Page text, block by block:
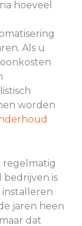
hoeveel
Als u
worden
regelmatig
is
jaren heen
dat